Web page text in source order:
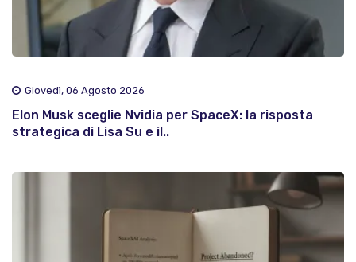
Giovedì, 06 Agosto 2026
Elon Musk sceglie Nvidia per SpaceX: la risposta
strategica di Lisa Su e il..